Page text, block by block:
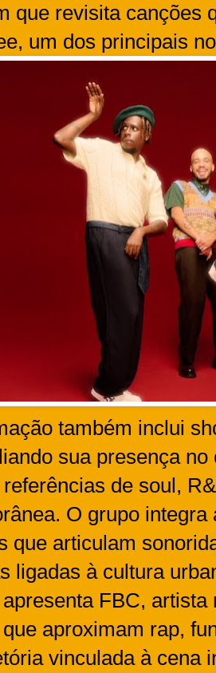
que revisita canções
um dos principais
também inclui
sua presença
de soul,
O grupo
que articulam
ligadas à cultura
FBC,
aproximam rap,
vinculada à cena